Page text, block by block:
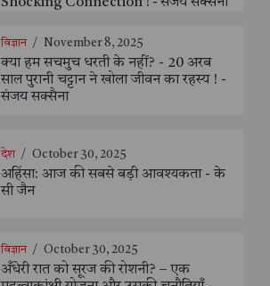
विज्ञान / November 8, 2025
क्या हम सचमुच धरती के नहीं? - 20 अरब
साल पुरानी चट्टान ने खोला जीवन का रहस्य ! -
संजय सक्सैना
देश / October 30, 2025
अहिंसा: आज की सबसे बड़ी आवश्यकता - के
सी जैन
विज्ञान / October 30, 2025
अँधेरी रात को सूरज की रोशनी? – एक